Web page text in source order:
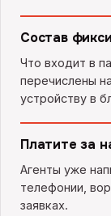
Состав
Что входит в
перечислены
устройству в
Платите за
Агенты уже
телефонии,
заявках.